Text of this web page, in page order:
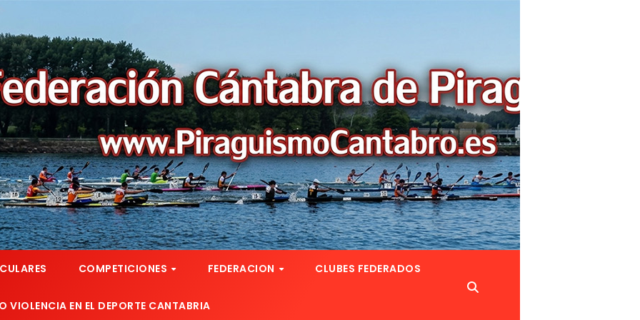
COMPETICIONES FEDERACION CLUBES FEDERADOS
VIOLENCIA EN EL DEPORTE CANTABRIA